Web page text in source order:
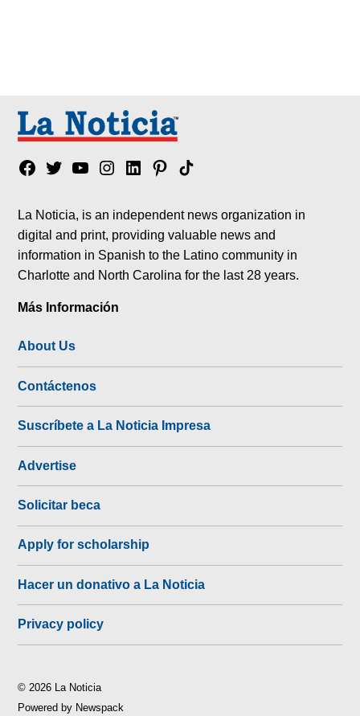
Facebook
TwitterYouTubeInstagram
LinkedinPinterest
Tik
La Noticia, is an independent news organization in
digital and print, providing valuable news and
information in Spanish to the Latino community in
Charlotte and North Carolina for the last 28 years.
Más Información
About Us
Contáctenos
Suscríbete a La Noticia Impresa
Advertise
Solicitar beca
Apply for scholarship
Hacer un donativo a La Noticia
Privacy policy
© 2026 La Noticia
Powered by Newspack